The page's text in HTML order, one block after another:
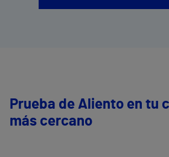
Prueba de Aliento en tu
más cercano